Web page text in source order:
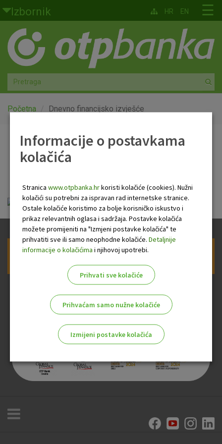
Skoči na glavni sadržaj
Izbornik
Građani
Privatno bankarstvo
Agro
Mala poduzeća i obrtnici
Globalna tržišta
O nama
☰
HR EN
Početna Dnevno financijsko izvješće
Dnevno financijsko
Dnevno financijsko izvješće.pdf
Prijava na newsletter OTP banke
Informacije o postavkama
kolačića
Stranica www.otpbanka.hrkoristi kolačiće (cookies). Nužni
kolačići su potrebni za ispravan rad internetske stranice.
Ostale kolačiće koristimo za bolje korisničko iskustvo i
prikaz relevantnih oglasa i sadržaja. Postavke kolačića
možete promijeniti na "Izmjeni postavke kolačića" te
prihvatiti sve ili samo neophodne kolačiće. Detaljnije
informacije o kolačićima i njihovoj upotrebi.
Prihvati sve kolačiće
Prihvaćam samo nužne kolačiće
Izmijeni postavke kolačića